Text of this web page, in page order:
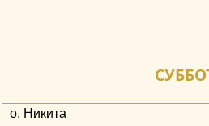
о. Никита